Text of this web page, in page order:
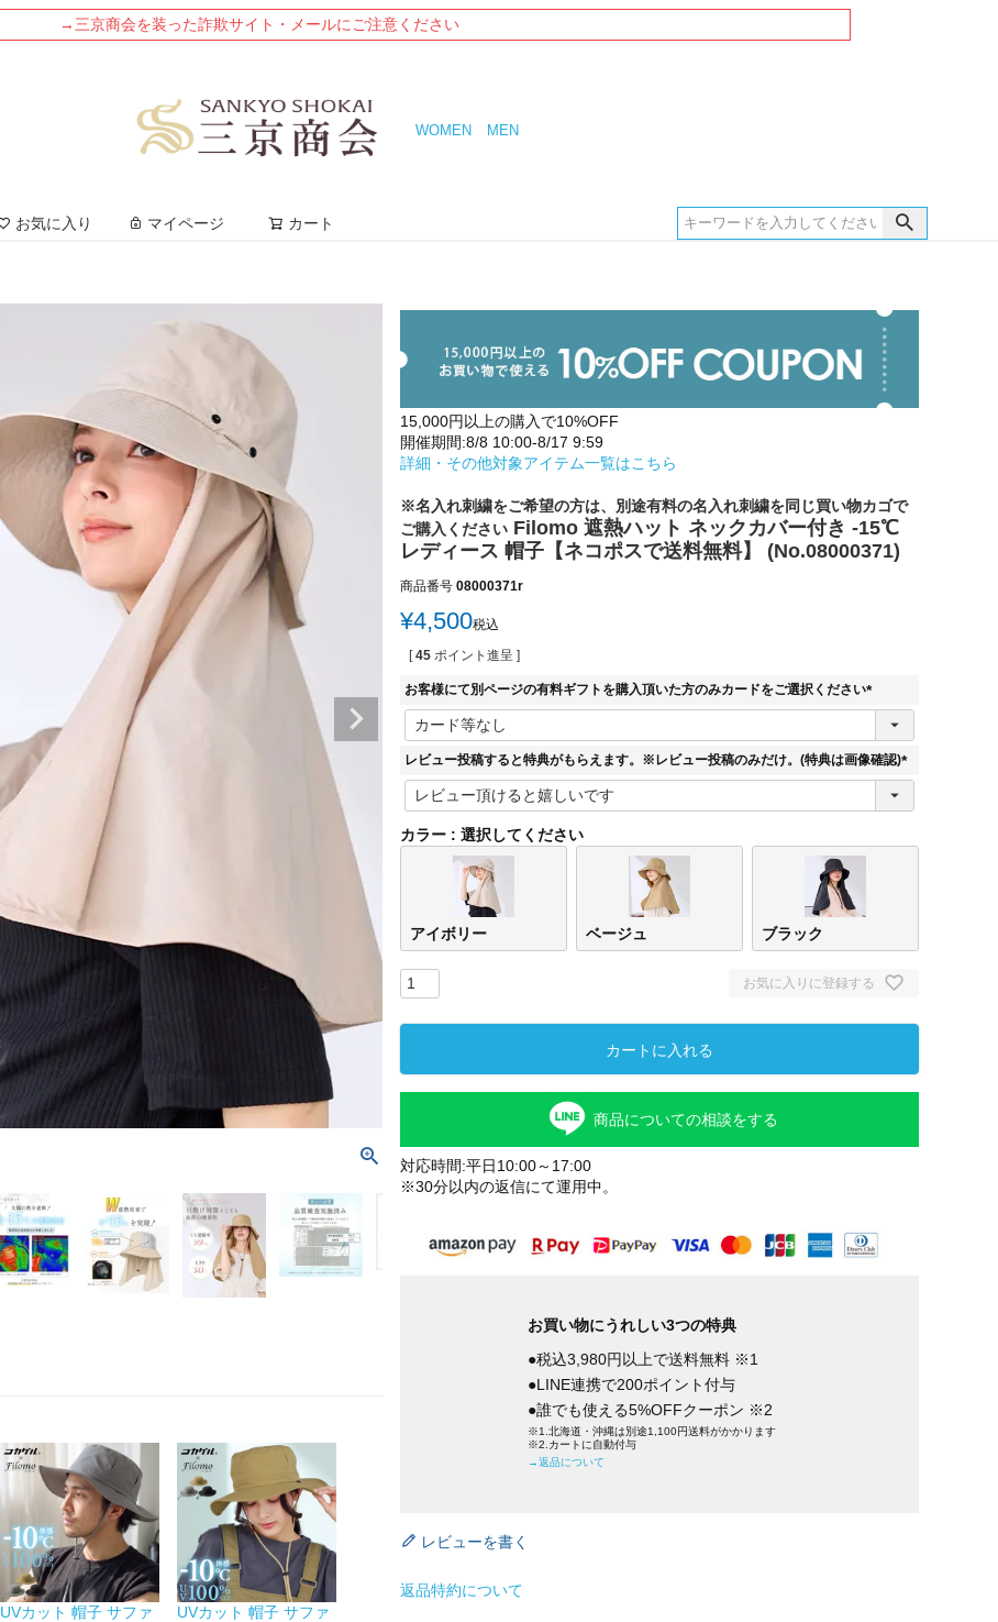
→三京商会を装った詐欺サイト・メールにご注意ください
WOMEN MEN
お気に入り マイページ カート
UVカット 帽子 サファ
UVカット 帽子 サファ
15,000円以上の購入で10%OFF
開催期間:8/8 10:00-8/17 9:59
詳細・その他対象アイテム一覧はこちら
※名入れ刺繍をご希望の方は、別途有料の名入れ刺繍を同じ買い物カゴで
ご購入ください Filomo 遮熱ハット ネックカバー付き -15℃
レディース 帽子【ネコポスで送料無料】 (No.08000371)
商品番号 08000371r
¥4,500税込
[ 45 ポイント進呈 ]
お客様にて別ページの有料ギフトを購入頂いた方のみカードをご選択ください
(
須
レビュー投稿すると特典がもらえます。※レビュー投稿のみだけ。(特典は画像確認)
(
)
カラー 選択してください
アイボリー ベージュ ブラック
お気に入りに登録する
カートに入れる
商品についての相談をする
対応時間:平日10:00～17:00
※30分以内の返信にて運用中。
お買い物にうれしい3つの特典
●税込3,980円以上で送料無料 ※1
●LINE連携で200ポイント付与
●誰でも使える5%OFFクーポン ※2
※1.北海道・沖縄は別途1,100円送料がかかります
※2.カートに自動付与
→返品について
レビューを書く
返品特約について